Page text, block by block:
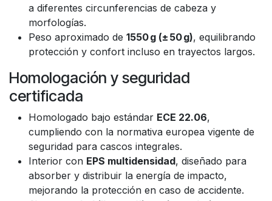
a diferentes circunferencias de cabeza y
morfologías.
Peso aproximado de 1550 g (± 50 g), equilibrando
protección y confort incluso en trayectos largos.
Homologación y seguridad
certificada
Homologado bajo estándar ECE 22.06,
cumpliendo con la normativa europea vigente de
seguridad para cascos integrales.
Interior con EPS multidensidad, diseñado para
absorber y distribuir la energía de impacto,
mejorando la protección en caso de accidente.